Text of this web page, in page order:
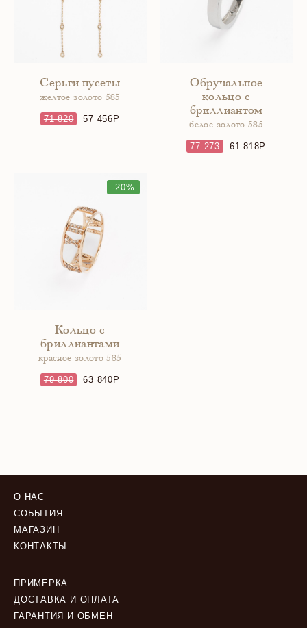
Серьги-пусеты
желтое золото 585
71 820 57 456
Обручальное
кольцо с
бриллиантом
белое золото 585
77 273 61 818
-20%
Кольцо с
бриллиантами
красное золото 585
79 800 63 840
О НАС
СОБЫТИЯ
МАГАЗИН
КОНТАКТЫ
ПРИМЕРКА
ДОСТАВКА И ОПЛАТА
ГАРАНТИЯ И ОБМЕН